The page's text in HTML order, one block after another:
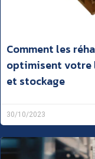
Comment les
optimisent
et stockage
30/10/2023